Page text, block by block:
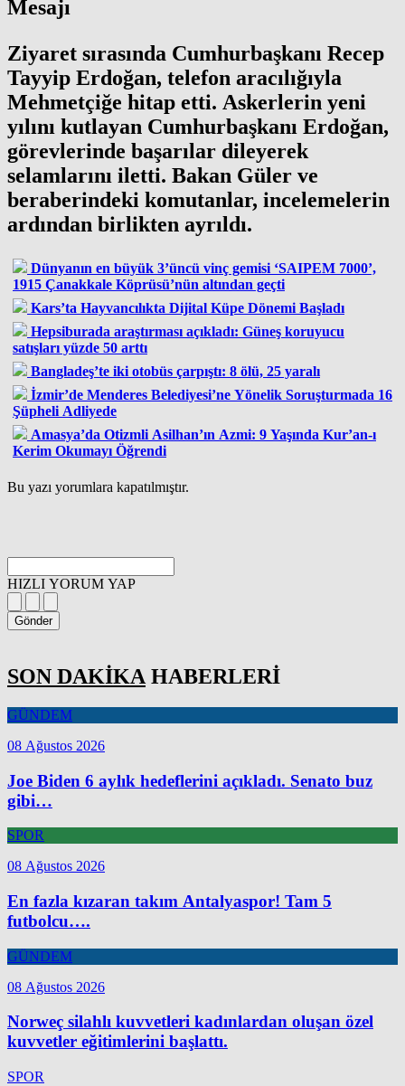
Mesajı
Ziyaret sırasında Cumhurbaşkanı Recep
Tayyip Erdoğan, telefon aracılığıyla
Mehmetçiğe hitap etti. Askerlerin yeni
yılını kutlayan Cumhurbaşkanı Erdoğan,
görevlerinde başarılar dileyerek
selamlarını iletti. Bakan Güler ve
beraberindeki komutanlar, incelemelerin
ardından birlikten ayrıldı.
Dünyanın en büyük 3’üncü vinç gemisi ‘SAIPEM 7000’,
1915 Çanakkale Köprüsü’nün altından geçti
Kars’ta Hayvancılıkta Dijital Küpe Dönemi Başladı
Hepsiburada araştırması açıkladı: Güneş koruyucu
satışları yüzde 50 arttı
Bangladeş’te iki otobüs çarpıştı: 8 ölü, 25 yaralı
İzmir’de Menderes Belediyesi’ne Yönelik Soruşturmada 16
Şüpheli Adliyede
Amasya’da Otizmli Asilhan’ın Azmi: 9 Yaşında Kur’an-ı
Kerim Okumayı Öğrendi
Bu yazı yorumlara kapatılmıştır.
HIZLI YORUM YAP
Gönder
SON DAKİKA HABERLERİ
GÜNDEM
08 Ağustos 2026
Joe Biden 6 aylık hedeflerini açıkladı. Senato buz
gibi…
SPOR
08 Ağustos 2026
En fazla kızaran takım Antalyaspor! Tam 5
futbolcu….
GÜNDEM
08 Ağustos 2026
Norweç silahlı kuvvetleri kadınlardan oluşan özel
kuvvetler eğitimlerini başlattı.
SPOR